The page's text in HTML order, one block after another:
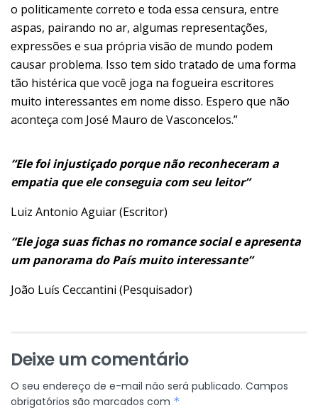
o politicamente correto e toda essa censura, entre
aspas, pairando no ar, algumas representações,
expressões e sua própria visão de mundo podem
causar problema. Isso tem sido tratado de uma forma
tão histérica que você joga na fogueira escritores
muito interessantes em nome disso. Espero que não
aconteça com José Mauro de Vasconcelos.”
“Ele foi injustiçado porque não reconheceram a
empatia que ele conseguia com seu leitor”
Luiz Antonio Aguiar (Escritor)
“Ele joga suas fichas no romance social e apresenta
um panorama do País muito interessante”
João Luís Ceccantini (Pesquisador)
Deixe um comentário
O seu endereço de e-mail não será publicado. Campos
obrigatórios são marcados com *